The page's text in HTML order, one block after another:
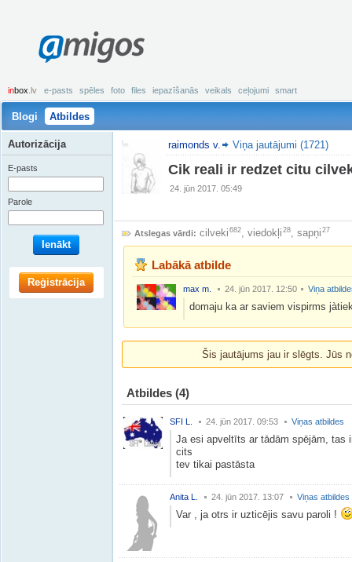
amigos
inbox .lv e-pasts spēles foto files iepazīšanās veikals ceļojumi smart
Blogi Atbildes
raimonds v. Viņa jautājumi (1721)
Cik reali ir redzet citu
24. jūn 2017. 05:49
Atslegas vārdi: cilveki 682, viedokļi 28, sapņi 27
Labākā atbilde
max m. 24. jūn 2017. 12:50 Viņa
domaju ka ar saviem vispirms
Šis jautājums jau ir slēgts. Jūs
Atbildes (4)
SFI L. 24. jūn 2017. 09:53 Viņas atbildes
Ja esi apveltīts ar tādām spējām, tas
cits
tev tikai pastāsta
Anita L. 24. jūn 2017. 13:07 Viņas atbildes
Var , ja otrs ir uzticējis savu paroli !
Autorizācija
E-pasts
Parole
Ienākt
Reģistrācija